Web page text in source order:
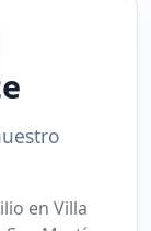
en Villa